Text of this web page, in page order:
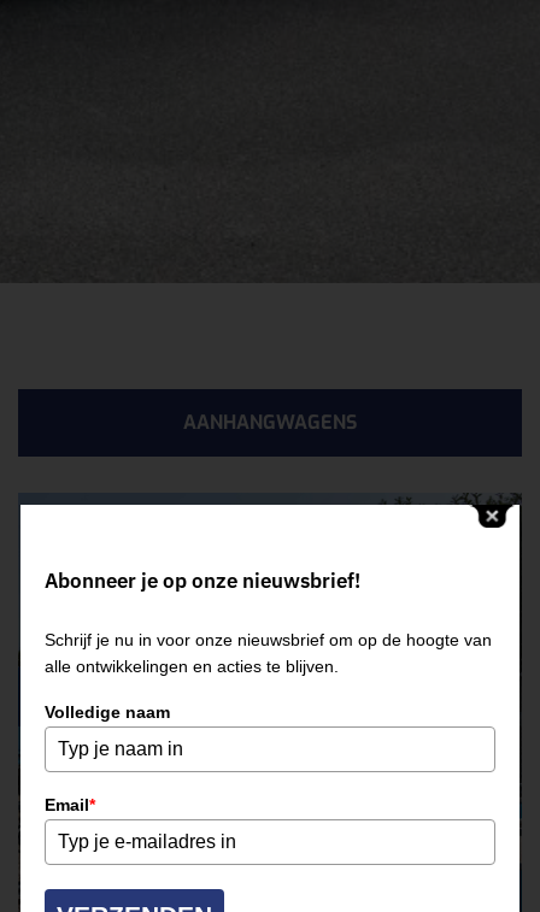
AANHANGWAGENS
Abonneer je op onze nieuwsbrief!
Schrijf je nu in voor onze nieuwsbrief om op de hoogte van
alle ontwikkelingen en acties te blijven.
Volledige naam
Email*